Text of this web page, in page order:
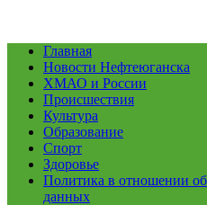
Главная
Новости Нефтеюганска
ХМАО и России
Происшествия
Культура
Образование
Спорт
Здоровье
Политика в отношении
данных